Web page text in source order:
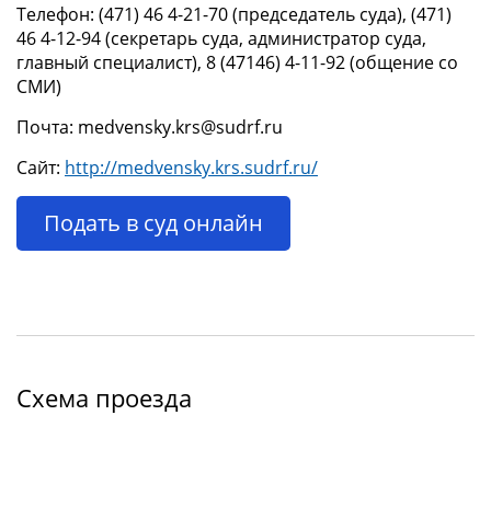
Телефон: (471) 46 4-21-70 (председатель суда), (471)
46 4-12-94 (секретарь суда, администратор суда,
главный специалист), 8 (47146) 4-11-92 (общение со
СМИ)
Почта: medvensky.krs@sudrf.ru
Сайт: http://medvensky.krs.sudrf.ru/
Подать в суд онлайн
Схема проезда